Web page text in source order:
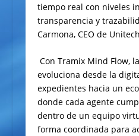
tiempo real con niveles
transparencia y
Carmona, CEO de
Con Tramix Mind Flow,
evoluciona desde la
expedientes hacia un
donde cada agente
dentro de un equipo
forma coordinada para